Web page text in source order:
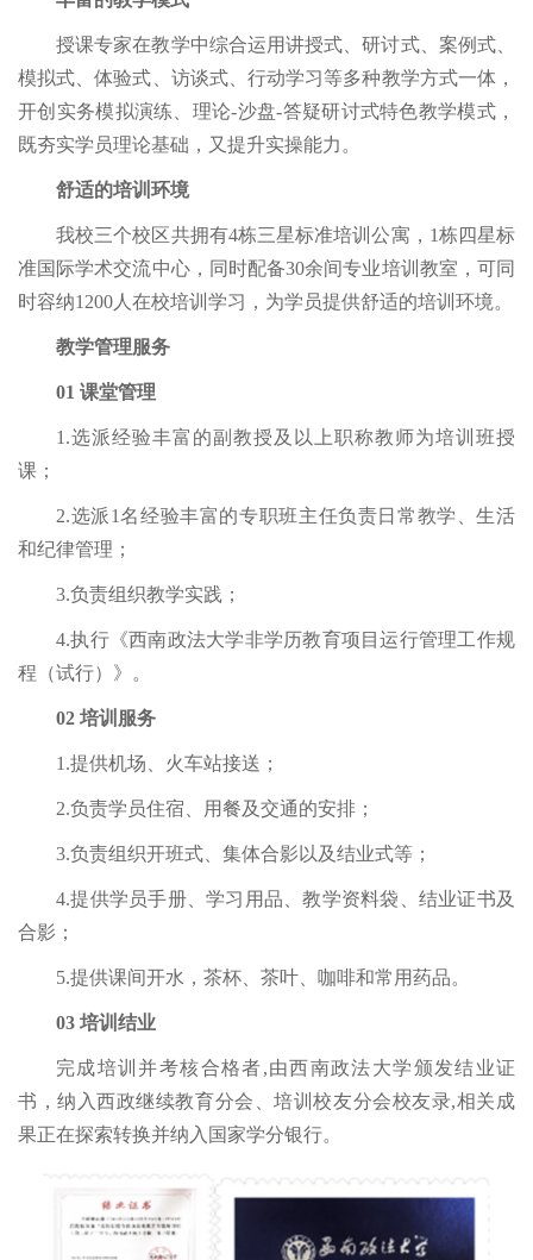
授课专家在教学中综合运用讲授式、研讨式、案例式、
模拟式、体验式、访谈式、行动学习等多种教学方式一体，
开创实务模拟演练、理论-沙盘-答疑研讨式特色教学模式，
既夯实学员理论基础，又提升实操能力。
舒适的培训环境
我校三个校区共拥有4栋三星标准培训公寓，1栋四星标
准国际学术交流中心，同时配备30余间专业培训教室，可同
时容纳1200人在校培训学习，为学员提供舒适的培训环境。
教学管理服务
01 课堂管理
1.选派经验丰富的副教授及以上职称教师为培训班授
课；
2.选派1名经验丰富的专职班主任负责日常教学、生活
和纪律管理；
3.负责组织教学实践；
4.执行《西南政法大学非学历教育项目运行管理工作规
程（试行）》。
02 培训服务
1.提供机场、火车站接送；
2.负责学员住宿、用餐及交通的安排；
3.负责组织开班式、集体合影以及结业式等；
4.提供学员手册、学习用品、教学资料袋、结业证书及
合影；
5.提供课间开水，茶杯、茶叶、咖啡和常用药品。
03 培训结业
完成培训并考核合格者,由西南政法大学颁发结业证
书，纳入西政继续教育分会、培训校友分会校友录,相关成
果正在探索转换并纳入国家学分银行。